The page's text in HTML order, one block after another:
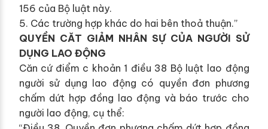
156 của Bộ luật này.
5. Các trường hợp khác do hai bên thoả thuận.”
QUYỀN CĂT GIẢM NHÂN SỰ CỦA NGƯỜI SỬ
DỤNG LAO ĐỘNG
Căn cứ điểm c khoản 1 điều 38 Bộ luật lao động
người sử dụng lao động có quyền đơn phương
chấm dứt hợp đồng lao động và báo trước cho
người lao động, cụ thể: